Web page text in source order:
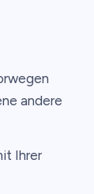
andere
Ihrer